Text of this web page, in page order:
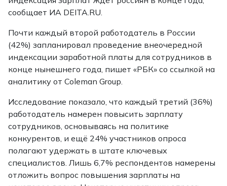
сообщает ИА DEITA.RU.
Почти каждый второй работодатель в России
(42%) запланировал проведение внеочередной
индексации заработной платы для сотрудников в
конце нынешнего года, пишет «РБК» со ссылкой на
аналитику от Coleman Group.
Исследование показало, что каждый третий (36%)
работодатель намерен повысить зарплату
сотрудников, основываясь на политике
конкурентов, и ещё 24% участников опроса
полагают удержать в штате ключевых
специалистов. Лишь 6,7% респондентов намерены
отложить вопрос повышения зарплаты на